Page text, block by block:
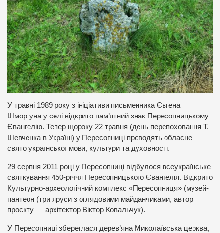
У травні 1989 року з ініціативи письменника Євгена
Шморгуна у селі відкрито пам’ятний знак Пересопницькому
Євангелію. Тепер щороку 22 травня (день перепоховання Т.
Шевченка в Україні) у Пересопниці проводять обласне
свято української мови, культури та духовності.
29 серпня 2011 році у Пересопниці відбулося всеукраїнське
святкування 450-річчя Пересопницького Євангелія. Відкрито
Культурно-археологічний комплекс «Пересопниця» (музей-
пантеон (три яруси з оглядовими майданчиками, автор
проєкту — архітектор Віктор Ковальчук).
У Пересопниці збереглася дерев’яна Миколаївська церква,